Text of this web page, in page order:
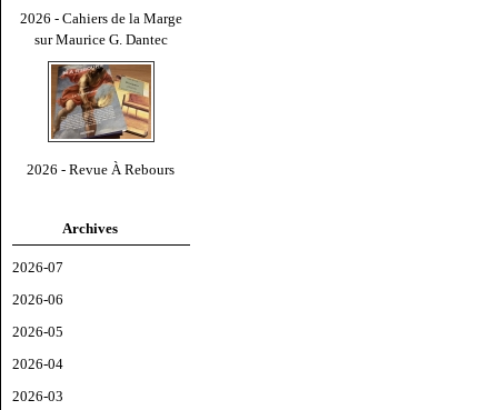
2026 - Cahiers de la Marge
sur Maurice G. Dantec
2026 - Revue À Rebours
Archives
2026-07
2026-06
2026-05
2026-04
2026-03